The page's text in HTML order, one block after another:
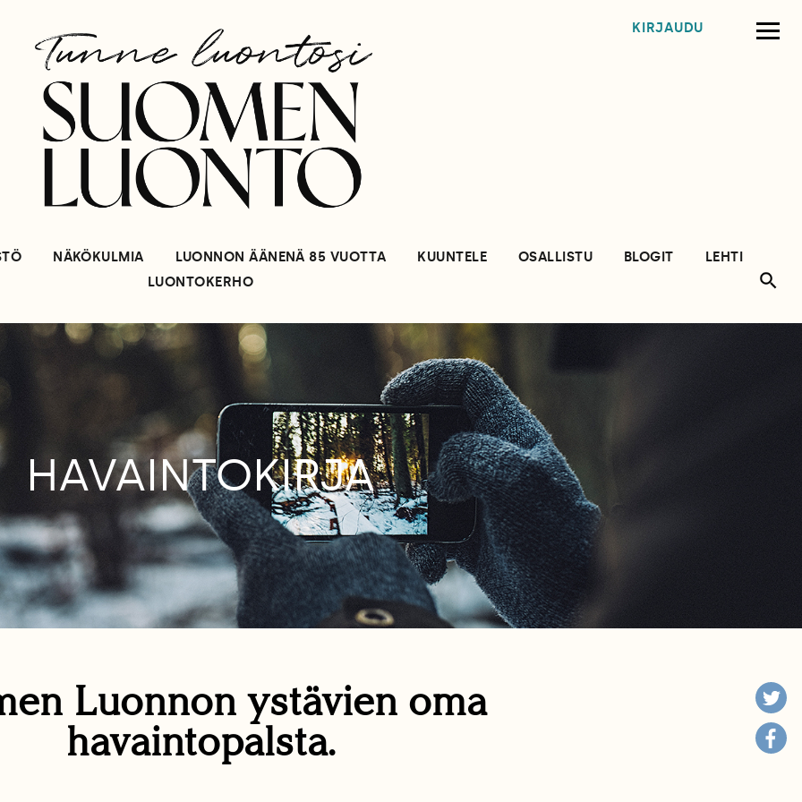
KIRJAUDU
NÄKÖKULMIA LUONNON ÄÄNENÄ 85 VUOTTA KUUNTELE OSALLISTU BLOGIT
LEHTI
LUONTOKERHO
HAVAINTOKIRJA
Luonnon ystävien oma
havaintopalsta.